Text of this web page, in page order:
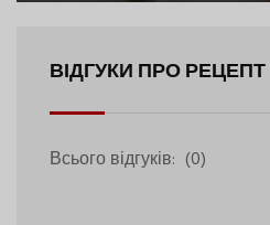
ВІДГУКИ ПРО РЕЦЕПТ
Всього відгуків: (0)